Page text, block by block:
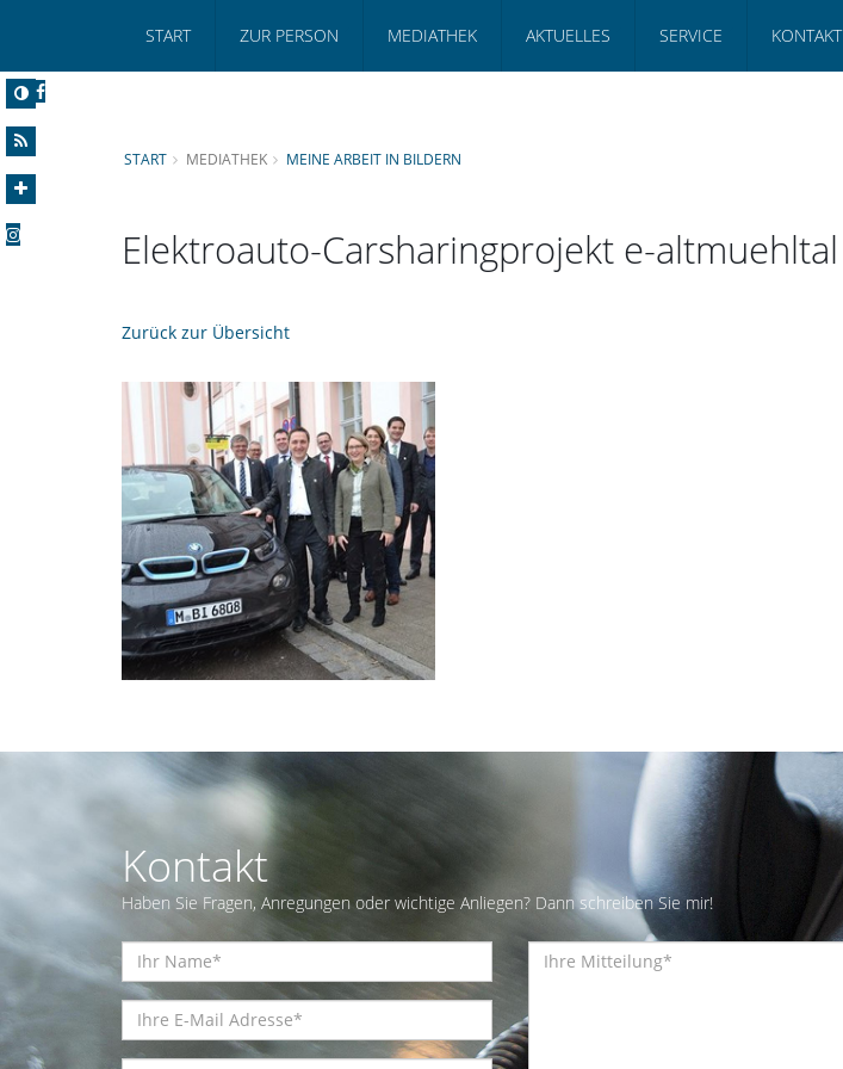
START ZUR PERSON MEDIATHEK AKTUELLES SERVICE KONTAKT
START MEDIATHEK MEINE ARBEIT IN BILDERN
Elektroauto-Carsharingprojekt e-altmuehltal
Zurück zur Übersicht
Kontakt
Haben Sie Fragen, Anregungen oder wichtige Anliegen? Dann schreiben Sie mir!